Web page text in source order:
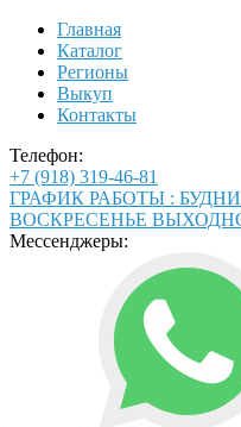
Главная
Каталог
Регионы
Выкуп
Контакты
Телефон:
+7 (918) 319-46-81
ГРАФИК РАБОТЫ : БУДНИ
ВОСКРЕСЕНЬЕ
Мессенджеры: